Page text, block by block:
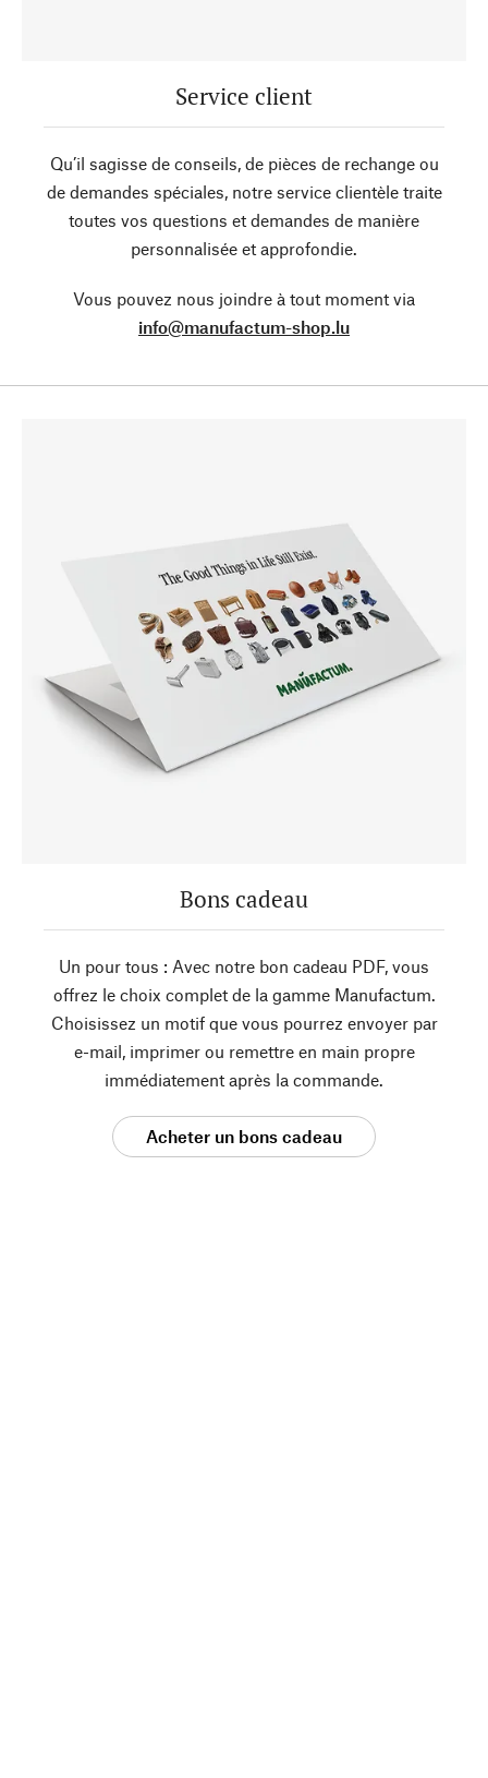
Service client
Qu’il sagisse de conseils, de pièces de rechange ou
de demandes spéciales, notre service clientèle traite
toutes vos questions et demandes de manière
personnalisée et approfondie.
Vous pouvez nous joindre à tout moment via
info@manufactum-shop.lu
Bons cadeau
Un pour tous : Avec notre bon cadeau PDF, vous
offrez le choix complet de la gamme Manufactum.
Choisissez un motif que vous pourrez envoyer par
e-mail, imprimer ou remettre en main propre
immédiatement après la commande.
Acheter un bons cadeau